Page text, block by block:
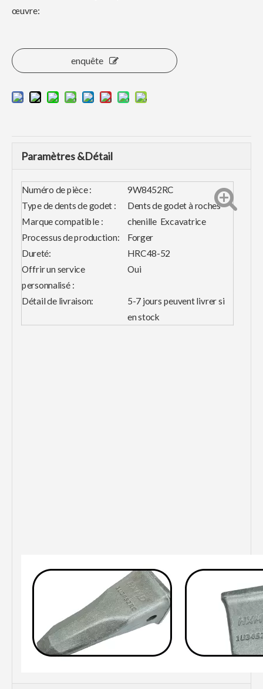
œuvre:
enquête
Paramètres &Détail
Numéro de pièce :
9W8452RC
Type de dents de godet :
Dents de godet à roches
Marque compatible :
chenille Excavatrice
Processus de production:
Forger
Dureté:
HRC48-52
Offrir un service
personnalisé :
Oui
Détail de livraison: 5-7 jours peuvent livrer si
en stock